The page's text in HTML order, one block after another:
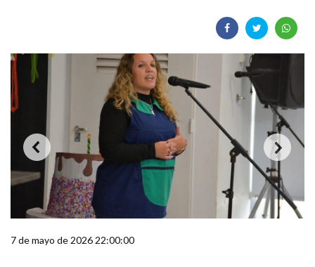
7 de mayo de 2026 22:00:00